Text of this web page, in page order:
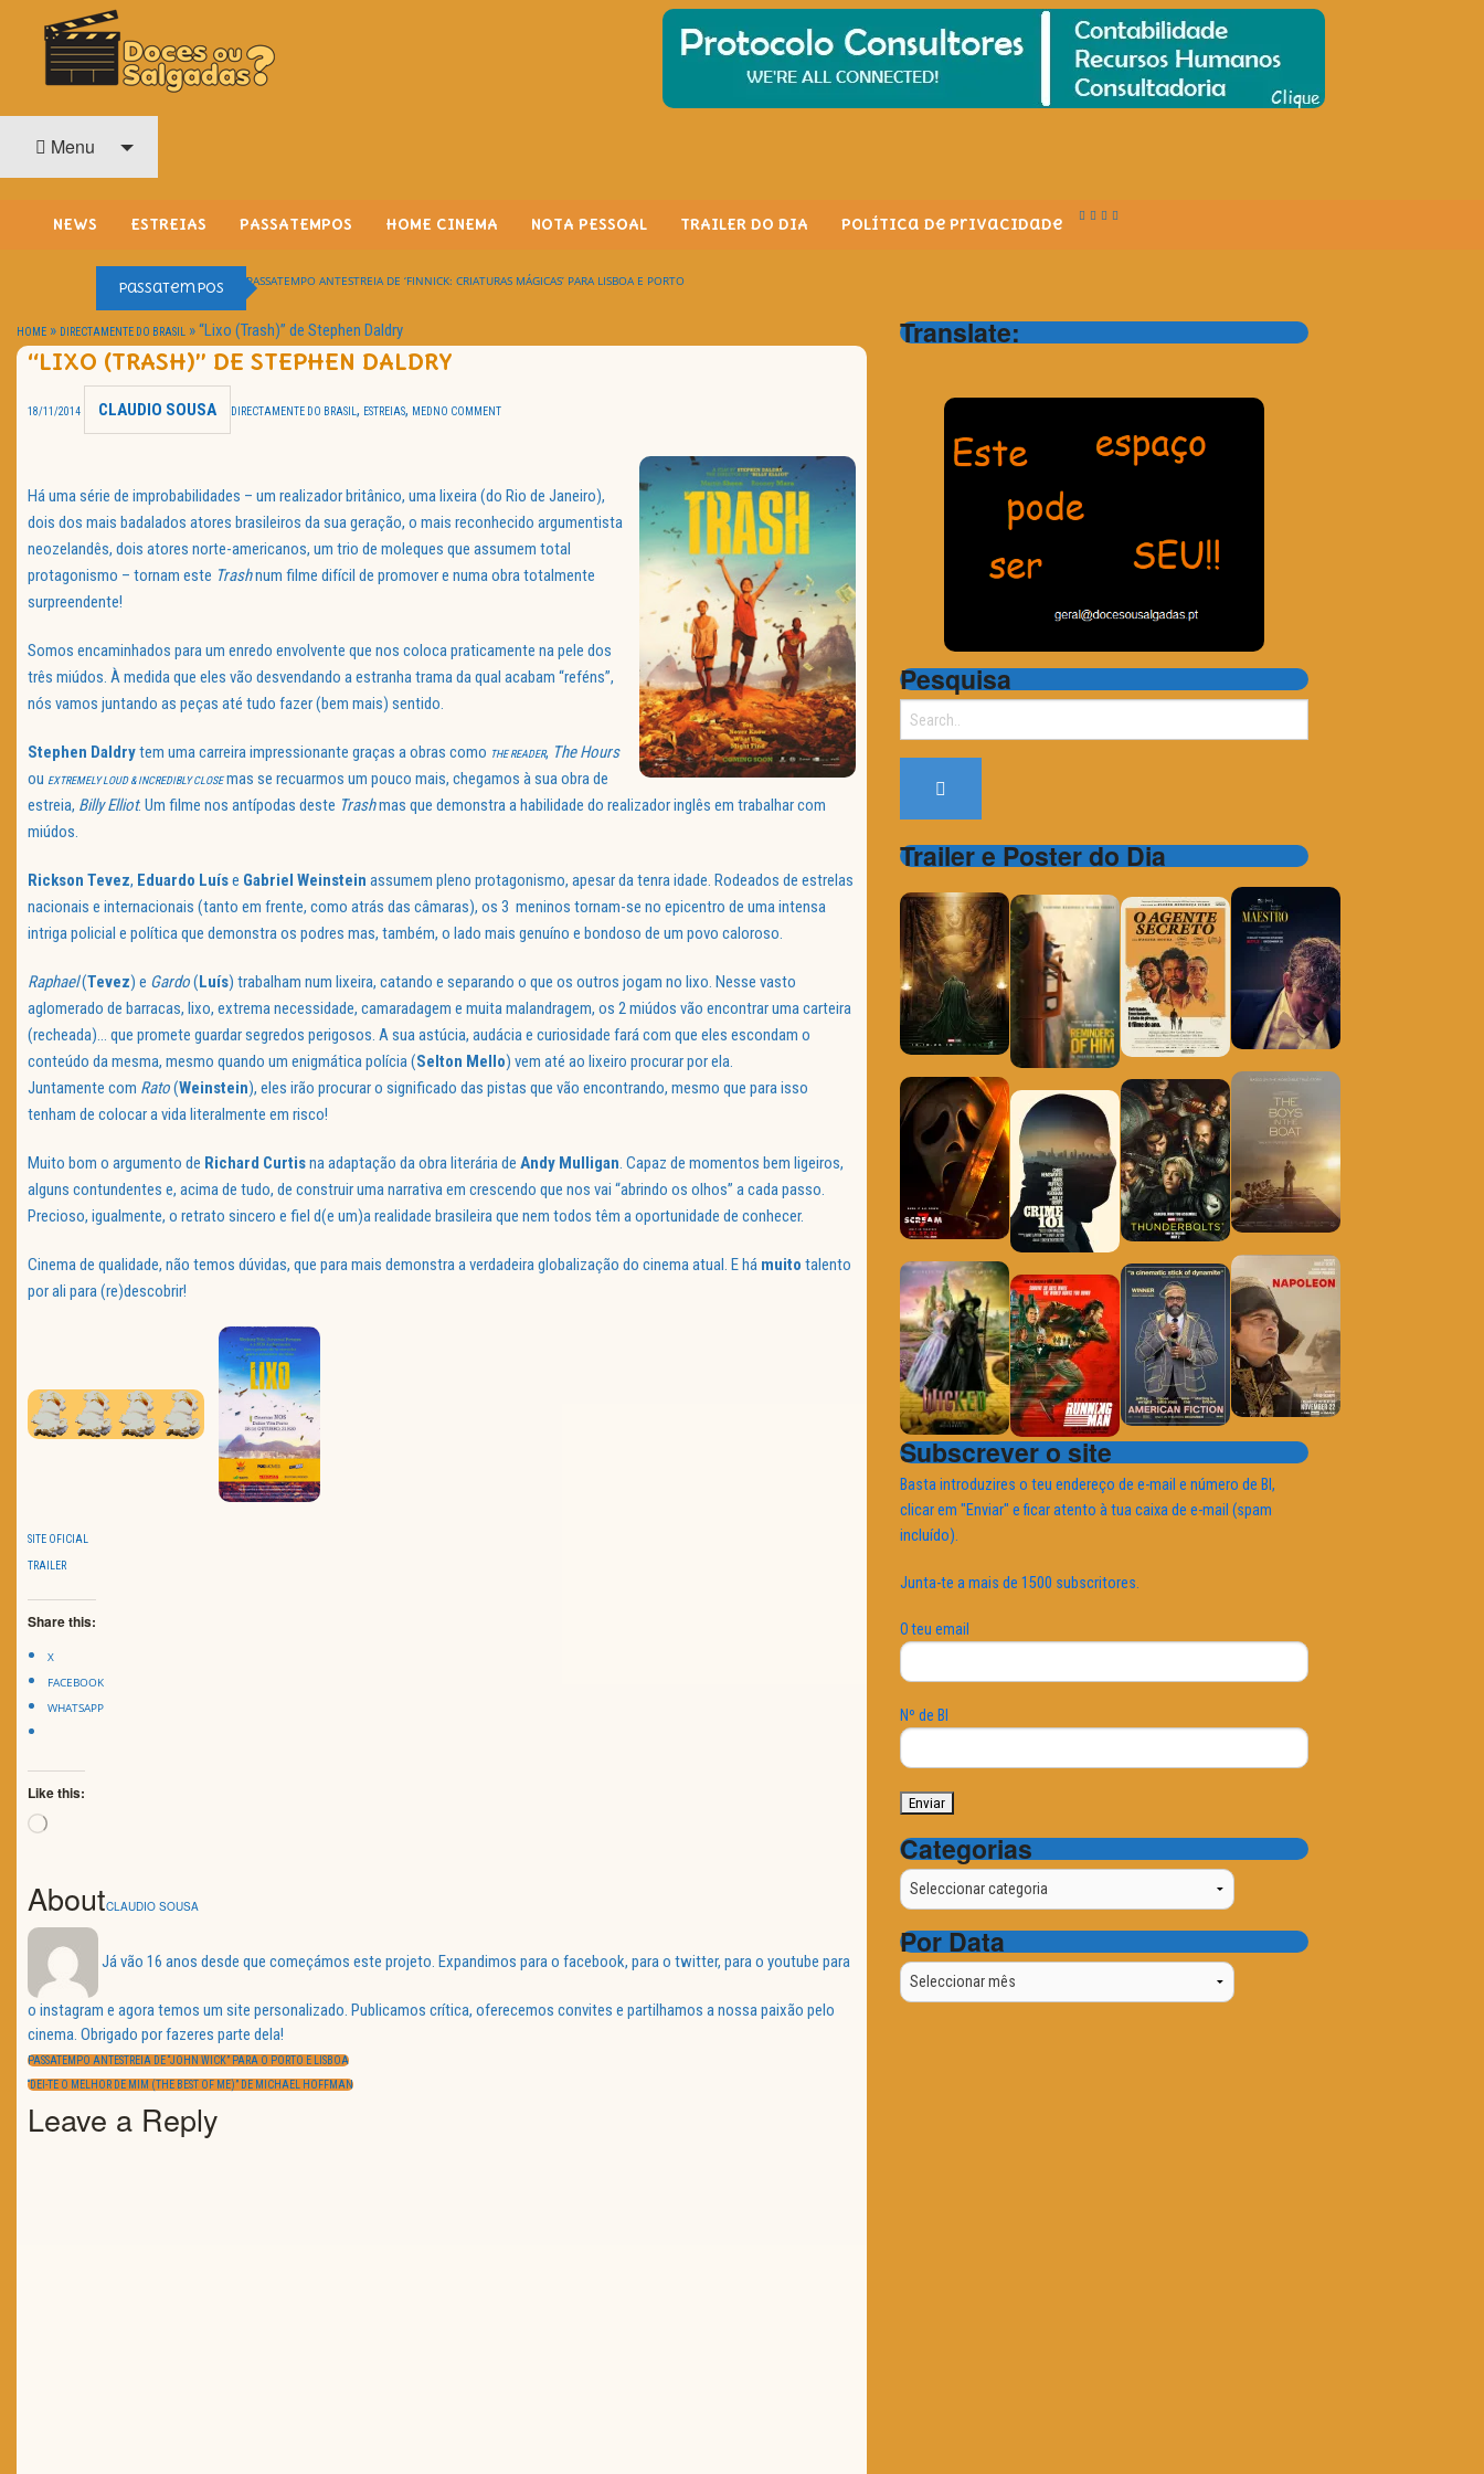
O Cinema? Uma Paixão!!
Menu
NEWS ESTREIAS PASSATEMPOS HOME CINEMA NOTA PESSOAL TRAILER DO DIA Política de Privacidade
Passatempos PASSATEMPO ANTESTREIA DE ‘FINNICK: CRIATURAS MÁGICAS’ PARA LISBOA E PORTO
HOME » DIRECTAMENTE DO BRASIL »“Lixo (Trash)” de Stephen Daldry
“LIXO (TRASH)” DE STEPHEN DALDRY
18/11/2014 CLAUDIO SOUSA DIRECTAMENTE DO BRASIL , ESTREIAS, MED NO COMMENT
Há uma série de improbabilidades – um realizador britânico, uma lixeira (do Rio de Janeiro),
dois dos mais badalados atores brasileiros da sua geração, o mais reconhecido argumentista
neozelandês, dois atores norte-americanos, um trio de moleques que assumem total
protagonismo – tornam este Trashnum filme difícil de promover e numa obra totalmente
surpreendente!
Somos encaminhados para um enredo envolvente que nos coloca praticamente na pele dos
três miúdos. À medida que eles vão desvendando a estranha trama da qual acabam “reféns”,
nós vamos juntando as peças até tudo fazer (bem mais) sentido.
Stephen Daldrytem uma carreira impressionante graças a obras como THE READER, The Hours
ou EXTREMELY LOUD & INCREDIBLY CLOSEmas se recuarmos um pouco mais, chegamos à sua obra de
estreia, Billy Elliot. Um filme nos antípodas deste Trashmas que demonstra a habilidade do realizador inglês em trabalhar com
miúdos.
Rickson Tevez, Eduardo Luíse Gabriel Weinstein assumem pleno protagonismo, apesar da tenra idade. Rodeados de estrelas
nacionais e internacionais (tanto em frente, como atrás das câmaras), os 3 meninos tornam-se no epicentro de uma intensa
intriga policial e política que demonstra os podres mas, também, o lado mais genuíno e bondoso de um povo caloroso.
Raphael(Tevez) e Gardo(Luís) trabalham num lixeira, catando e separando o que os outros jogam no lixo. Nesse vasto
aglomerado de barracas, lixo, extrema necessidade, camaradagem e muita malandragem, os 2 miúdos vão encontrar uma carteira
(recheada)… que promete guardar segredos perigosos. A sua astúcia, audácia e curiosidade fará com que eles escondam o
conteúdo da mesma, mesmo quando um enigmática polícia (Selton Mello) vem até ao lixeiro procurar por ela.
Juntamente com Rato(Weinstein), eles irão procurar o significado das pistas que vão encontrando, mesmo que para isso
tenham de colocar a vida literalmente em risco!
Muito bom o argumento de Richard Curtisna adaptação da obra literária de Andy Mulligan. Capaz de momentos bem ligeiros,
alguns contundentes e, acima de tudo, de construir uma narrativa em crescendo que nos vai “abrindo os olhos” a cada passo.
Precioso, igualmente, o retrato sincero e fiel d(e um)a realidade brasileira que nem todos têm a oportunidade de conhecer.
Cinema de qualidade, não temos dúvidas, que para mais demonstra a verdadeira globalização do cinema atual. E há muito talento
por ali para (re)descobrir!
SITE OFICIAL
TRAILER
Share this:
X
FACEBOOK
WHATSAPP
Like this:
Loading…
AboutCLAUDIO SOUSA
Já vão 16 anos desde que começámos este projeto. Expandimos para o facebook, para o twitter, para o youtube para
o instagram e agora temos um site personalizado. Publicamos crítica, oferecemos convites e partilhamos a nossa paixão pelo
cinema. Obrigado por fazeres parte dela!
Navegação
de
artigos
PREVIOUS
POST:
PASSATEMPO ANTESTREIA DE “JOHN WICK” PARA O PORTO E LISBOA
NEXT
POST:
“DEI-TE O MELHOR DE MIM (THE BEST OF ME)” DE MICHAEL HOFFMAN
Leave a Reply
Translate:
Pesquisa
Trailer e Poster do Dia
Subscrever o site
Basta introduzires o teu endereço de e-mail e número de BI,
clicar em "Enviar" e ficar atento à tua caixa de e-mail (spam
incluído).
Junta-te a mais de 1500 subscritores.
O teu email
Nº de BI
Categorias
Categorias
Por Data
Por
Data